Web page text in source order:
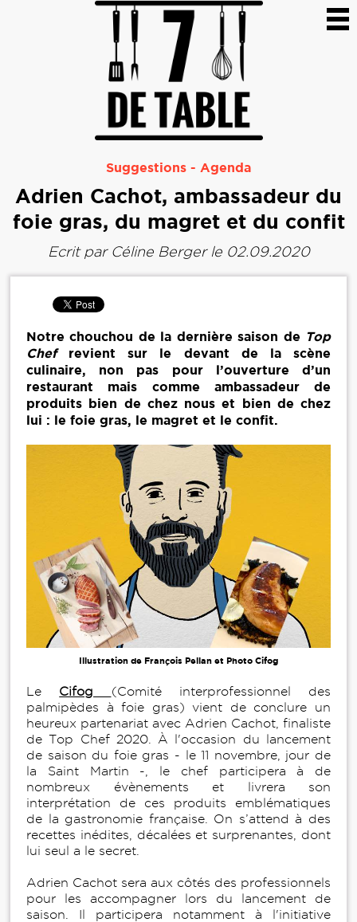
Suggestions - Agenda
Adrien Cachot, ambassadeur du
foie gras, du magret et du confit
Ecrit par Céline Bergerle 02.09.2020
Notre chouchou de la dernière saison de Top
Chef revient sur le devant de la scène
culinaire, non pas pour l’ouverture d’un
restaurant mais comme ambassadeur de
produits bien de chez nous et bien de chez
lui : le foie gras, le magret et le confit.
Illustration de François Pellan et Photo Cifog
Le Cifog (Comité interprofessionnel des
palmipèdes à foie gras) vient de conclure un
heureux partenariat avec Adrien Cachot, finaliste
de Top Chef 2020. À l'occasion du lancement
de saison du foie gras - le 11 novembre, jour de
la Saint Martin -, le chef participera à de
nombreux évènements et livrera son
interprétation de ces produits emblématiques
de la gastronomie française. On s’attend à des
recettes inédites, décalées et surprenantes, dont
lui seul a le secret.
Adrien Cachot sera aux côtés des professionnels
pour les accompagner lors du lancement de
saison. Il participera notamment à l'initiative